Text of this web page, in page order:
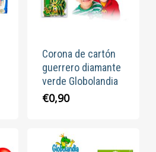
Corona de cartón
guerrero diamante
verde Globolandia
€0,90